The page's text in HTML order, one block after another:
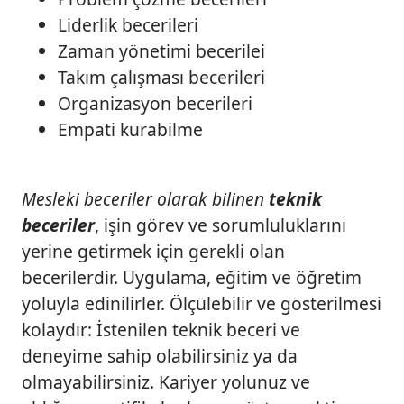
Liderlik becerileri
Zaman yönetimi becerilei
Takım çalışması becerileri
Organizasyon becerileri
Empati kurabilme
Mesleki beceriler olarak bilinen teknik
beceriler, işin görev ve sorumluluklarını
yerine getirmek için gerekli olan
becerilerdir. Uygulama, eğitim ve öğretim
yoluyla edinilirler. Ölçülebilir ve gösterilmesi
kolaydır: İstenilen teknik beceri ve
deneyime sahip olabilirsiniz ya da
olmayabilirsiniz. Kariyer yolunuz ve